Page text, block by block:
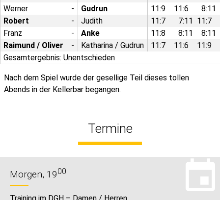
Werner
- Gudrun 11:9 11:6
8:11
Robert
- Judith 11:7
7:11 11:7
Franz
- Anke 11:8 8:11
8:11
Raimund / Oliver
- Katharina / Gudrun 11:7 11:6
11:9
Gesamt­ergebnis: Unent­schieden
Nach dem Spiel wurde der gesellige Teil dieses tollen
Abends in der Kellerbar begangen.
Termine
Morgen, 1900